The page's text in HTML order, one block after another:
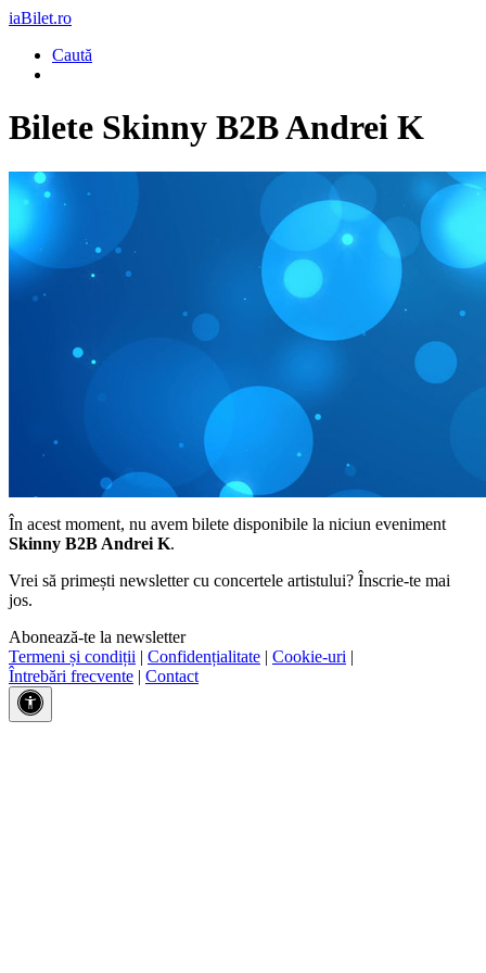
iaBilet.ro
Caută
Bilete Skinny B2B Andrei K
În acest moment, nu avem bilete disponibile la niciun eveniment
Skinny B2B Andrei K.
Vrei să primești newsletter cu concertele artistului? Înscrie-te mai
jos.
Abonează-te la newsletter
Termeni și condiții | Confidențialitate | Cookie-uri |
Întrebări frecvente | Contact